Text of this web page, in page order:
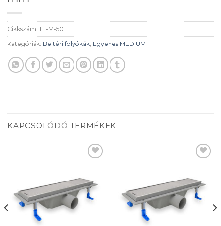
Cikkszám: TT-M-50
Kategóriák: Beltéri folyókák, Egyenes MEDIUM
KAPCSOLÓDÓ TERMÉKEK
Add to
wishlist
Add to
wishlist